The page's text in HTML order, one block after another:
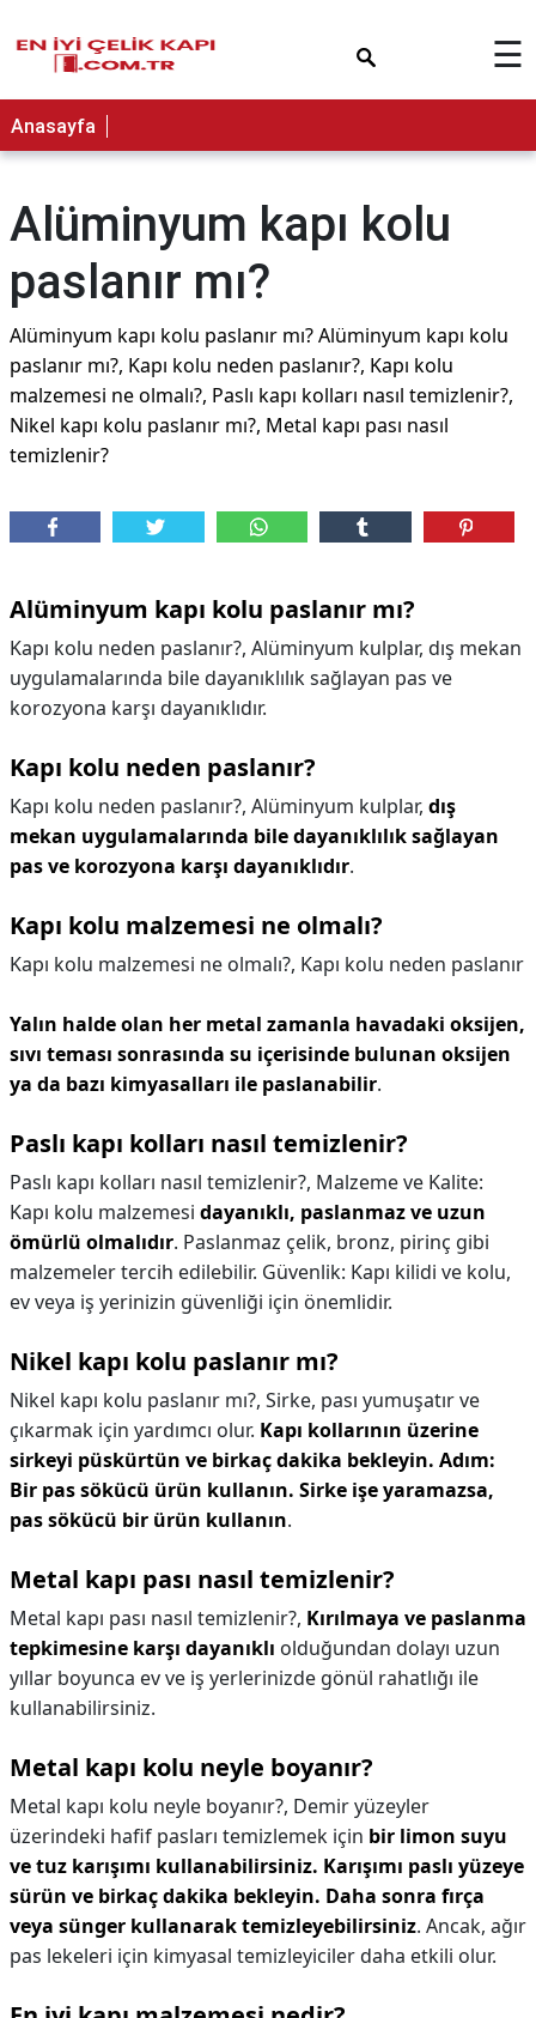
☰
Anasayfa
Alüminyum kapı kolu
paslanır mı?
Alüminyum kapı kolu paslanır mı? Alüminyum kapı kolu
paslanır mı?, Kapı kolu neden paslanır?, Kapı kolu
malzemesi ne olmalı?, Paslı kapı kolları nasıl temizlenir?,
Nikel kapı kolu paslanır mı?, Metal kapı pası nasıl
temizlenir?
Alüminyum kapı kolu paslanır mı?
Kapı kolu neden paslanır?, Alüminyum kulplar, dış mekan
uygulamalarında bile dayanıklılık sağlayan pas ve
korozyona karşı dayanıklıdır.
Kapı kolu neden paslanır?
Kapı kolu neden paslanır?, Alüminyum kulplar, dış
mekan uygulamalarında bile dayanıklılık sağlayan
pas ve korozyona karşı dayanıklıdır.
Kapı kolu malzemesi ne olmalı?
Kapı kolu malzemesi ne olmalı?, Kapı kolu neden paslanır
Yalın halde olan her metal zamanla havadaki oksijen,
sıvı teması sonrasında su içerisinde bulunan oksijen
ya da bazı kimyasalları ile paslanabilir.
Paslı kapı kolları nasıl temizlenir?
Paslı kapı kolları nasıl temizlenir?, Malzeme ve Kalite:
Kapı kolu malzemesi dayanıklı, paslanmaz ve uzun
ömürlü olmalıdır. Paslanmaz çelik, bronz, pirinç gibi
malzemeler tercih edilebilir. Güvenlik: Kapı kilidi ve kolu,
ev veya iş yerinizin güvenliği için önemlidir.
Nikel kapı kolu paslanır mı?
Nikel kapı kolu paslanır mı?, Sirke, pası yumuşatır ve
çıkarmak için yardımcı olur. Kapı kollarının üzerine
sirkeyi püskürtün ve birkaç dakika bekleyin. Adım:
Bir pas sökücü ürün kullanın. Sirke işe yaramazsa,
pas sökücü bir ürün kullanın.
Metal kapı pası nasıl temizlenir?
Metal kapı pası nasıl temizlenir?, Kırılmaya ve paslanma
tepkimesine karşı dayanıklı olduğundan dolayı uzun
yıllar boyunca ev ve iş yerlerinizde gönül rahatlığı ile
kullanabilirsiniz.
Metal kapı kolu neyle boyanır?
Metal kapı kolu neyle boyanır?, Demir yüzeyler
üzerindeki hafif pasları temizlemek için bir limon suyu
ve tuz karışımı kullanabilirsiniz. Karışımı paslı yüzeye
sürün ve birkaç dakika bekleyin. Daha sonra fırça
veya sünger kullanarak temizleyebilirsiniz. Ancak, ağır
pas lekeleri için kimyasal temizleyiciler daha etkili olur.